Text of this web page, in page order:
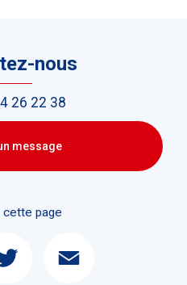
nous
26 22 38
message
cette page